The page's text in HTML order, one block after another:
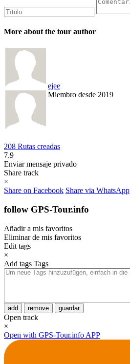
More about the tour author
ejee
Miembro desde 2019
208 Rutas creadas
7.9
Enviar mensaje privado
Share track
×
Share on Facebook Share via WhatsApp
follow GPS-Tour.info
Añadir a mis favoritos
Eliminar de mis favoritos
Edit tags
×
Add tags Tags
add remove guardar
Open track
×
Open with GPS-Tour.info APP